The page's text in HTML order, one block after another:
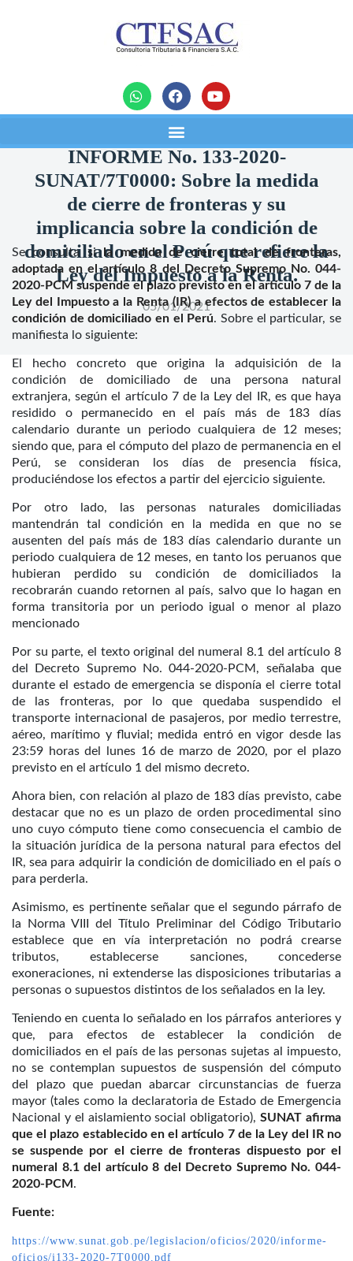
noticias
INFORME No. 133-2020-
SUNAT/7T0000: Sobre la medida
de cierre de fronteras y su
implicancia sobre la condición de
domiciliado en el Perú que refiere la
Ley del Impuesto a la Renta.
05/01/2021
Se consulta si la medida de cierre total de fronteras,
adoptada en el artículo 8 del Decreto Supremo No. 044-
2020-PCM suspende el plazo previsto en el artículo 7 de la
Ley del Impuesto a la Renta (IR) a efectos de establecer la
condición de domiciliado en el Perú. Sobre el particular, se
manifiesta lo siguiente:
El hecho concreto que origina la adquisición de la
condición de domiciliado de una persona natural
extranjera, según el artículo 7 de la Ley del IR, es que haya
residido o permanecido en el país más de 183 días
calendario durante un periodo cualquiera de 12 meses;
siendo que, para el cómputo del plazo de permanencia en el
Perú, se consideran los días de presencia física,
produciéndose los efectos a partir del ejercicio siguiente.
Por otro lado, las personas naturales domiciliadas
mantendrán tal condición en la medida en que no se
ausenten del país más de 183 días calendario durante un
periodo cualquiera de 12 meses, en tanto los peruanos que
hubieran perdido su condición de domiciliados la
recobrarán cuando retornen al país, salvo que lo hagan en
forma transitoria por un periodo igual o menor al plazo
mencionado
Por su parte, el texto original del numeral 8.1 del artículo 8
del Decreto Supremo No. 044-2020-PCM, señalaba que
durante el estado de emergencia se disponía el cierre total
de las fronteras, por lo que quedaba suspendido el
transporte internacional de pasajeros, por medio terrestre,
aéreo, marítimo y fluvial; medida entró en vigor desde las
23:59 horas del lunes 16 de marzo de 2020, por el plazo
previsto en el artículo 1 del mismo decreto.
Ahora bien, con relación al plazo de 183 días previsto, cabe
destacar que no es un plazo de orden procedimental sino
uno cuyo cómputo tiene como consecuencia el cambio de
la situación jurídica de la persona natural para efectos del
IR, sea para adquirir la condición de domiciliado en el país o
para perderla.
Asimismo, es pertinente señalar que el segundo párrafo de
la Norma VIII del Título Preliminar del Código Tributario
establece que en vía interpretación no podrá crearse
tributos, establecerse sanciones, concederse
exoneraciones, ni extenderse las disposiciones tributarias a
personas o supuestos distintos de los señalados en la ley.
Teniendo en cuenta lo señalado en los párrafos anteriores y
que, para efectos de establecer la condición de
domiciliados en el país de las personas sujetas al impuesto,
no se contemplan supuestos de suspensión del cómputo
del plazo que puedan abarcar circunstancias de fuerza
mayor (tales como la declaratoria de Estado de Emergencia
Nacional y el aislamiento social obligatorio),SUNAT afirma
que el plazo establecido en el artículo 7 de la Ley del IR no
se suspende por el cierre de fronteras dispuesto por el
numeral 8.1 del artículo 8 del Decreto Supremo No. 044-
2020-PCM .
Fuente:
https://www.sunat.gob.pe/legislacion/oficios/2020/informe-
oficios/i133-2020-7T0000.pdf